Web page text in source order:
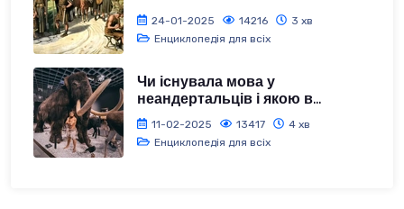
24-01-2025 14216
3 хв
Енциклопедія для всіх
Чи існувала мова у
неандертальців і якою в...
11-02-2025 13417
4 хв
Енциклопедія для всіх